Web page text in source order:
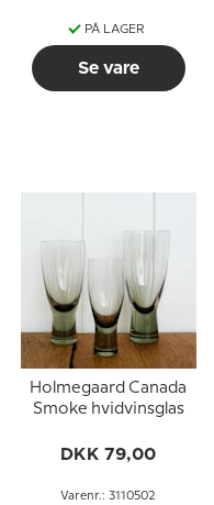
PÅ LAGER
Se vare
Holmegaard Canada
Smoke hvidvinsglas
DKK 79,00
Varenr.: 3110502